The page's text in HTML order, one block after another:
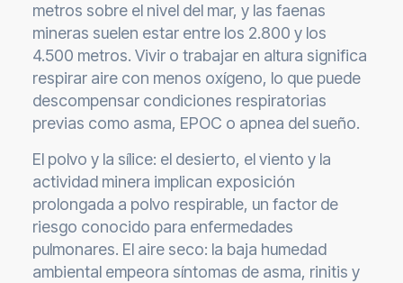
metros sobre el nivel del mar, y las faenas
mineras suelen estar entre los 2.800 y los
4.500 metros. Vivir o trabajar en altura significa
respirar aire con menos oxígeno, lo que puede
descompensar condiciones respiratorias
previas como asma, EPOC o apnea del sueño.
El polvo y la sílice: el desierto, el viento y la
actividad minera implican exposición
prolongada a polvo respirable, un factor de
riesgo conocido para enfermedades
pulmonares. El aire seco: la baja humedad
ambiental empeora síntomas de asma, rinitis y